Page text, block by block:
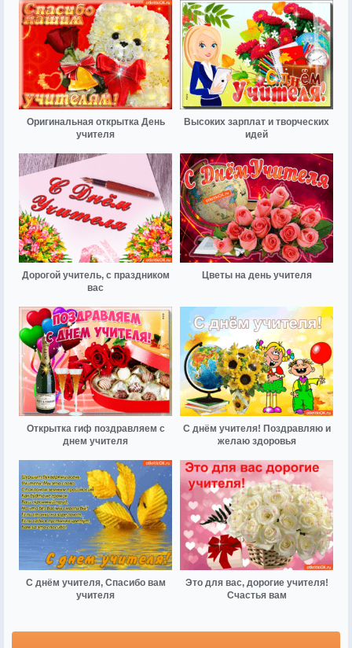
Оригинальная открытка День
учителя
Высоких зарплат и творческих
идей
Дорогой учитель, с праздником
вас
Цветы на день учителя
Открытка гиф поздравляем с
днем учителя
С днём учителя! Поздравляю и
желаю здоровья
С днём учителя, Спасибо вам
учителя
Это для вас, дорогие учителя!
Счастья вам